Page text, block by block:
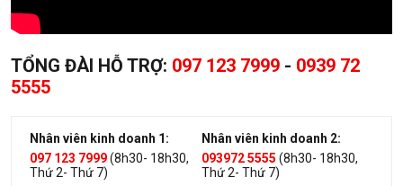
TỔNG ĐÀI HỖ TRỢ: 097 123 7999 - 0939 72
5555
Nhân viên kinh doanh 1:
097 123 7999(8h30- 18h30,
Thứ 2- Thứ 7)
Nhân viên kinh doanh 2:
093972 5555 (8h30- 18h30,
Thứ 2- Thứ 7)